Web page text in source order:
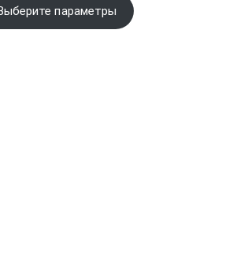
96.00грн.
–
параметры